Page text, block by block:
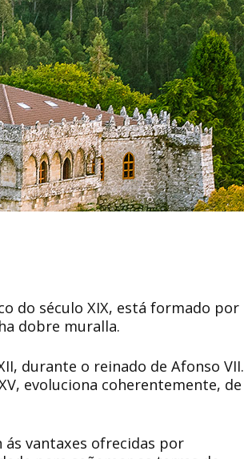
do século XIX, está formado por
dobre muralla.
durante o reinado de Afonso VII.
evoluciona coherentemente, de
vantaxes ofrecidas por